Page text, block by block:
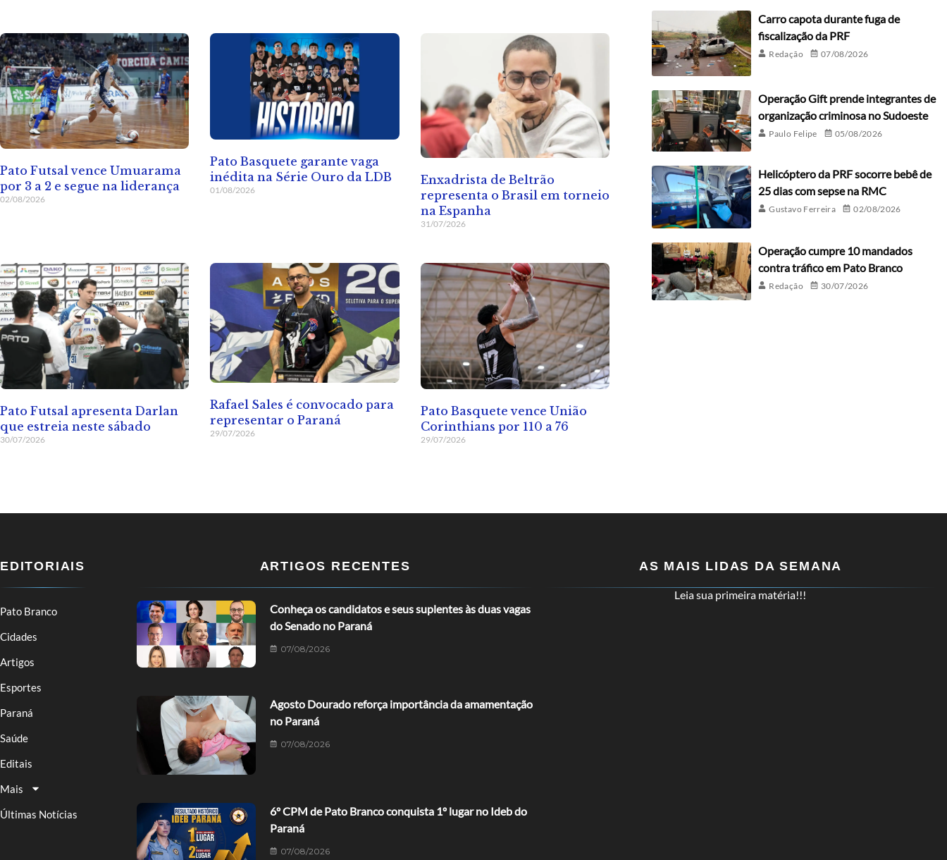
Pato Futsal vence Umuarama
por 3 a 2 e segue na liderança
02/08/2026
Pato Basquete garante vaga
inédita na Série Ouro da LDB
01/08/2026
Enxadrista de Beltrão
representa o Brasil em torneio
na Espanha
31/07/2026
Pato Futsal apresenta Darlan
que estreia neste sábado
30/07/2026
Rafael Sales é convocado para
representar o Paraná
29/07/2026
Pato Basquete vence União
Corinthians por 110 a 76
29/07/2026
Carro capota durante fuga de
fiscalização da PRF
Redação 07/08/2026
Operação Gift prende integrantes de
organização criminosa no Sudoeste
Paulo Felipe 05/08/2026
Helicóptero da PRF socorre bebê de
25 dias com sepse na RMC
Gustavo Ferreira 02/08/2026
Operação cumpre 10 mandados
contra tráfico em Pato Branco
Redação 30/07/2026
EDITORIAIS
Pato Branco
Cidades
Artigos
Esportes
Paraná
Saúde
Editais
Mais
Últimas Notícias
ARTIGOS RECENTES
Conheça os candidatos e seus suplentes às duas vagas
do Senado no Paraná
07/08/2026
Agosto Dourado reforça importância da amamentação
no Paraná
07/08/2026
6º CPM de Pato Branco conquista 1º lugar no Ideb do
Paraná
07/08/2026
AS MAIS LIDAS DA SEMANA
Leia sua primeira matéria!!!